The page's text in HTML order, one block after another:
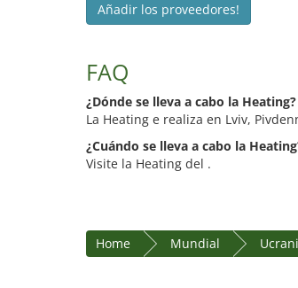
Añadir los proveedores!
FAQ
¿Dónde se lleva a cabo la Heating?
La Heating e realiza en Lviv,
¿Cuándo se lleva a cabo la
Visite la Heating del .
Home Mundial